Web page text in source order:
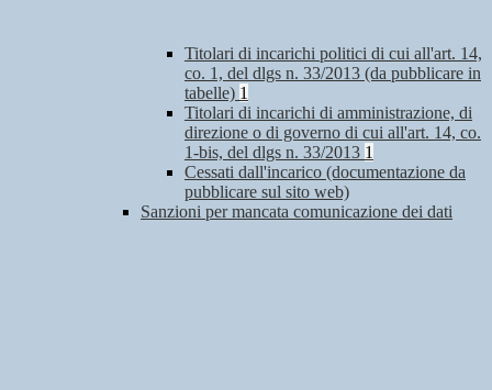
Titolari di incarichi politici di cui all'art. 14,
co. 1, del dlgs n. 33/2013 (da pubblicare in
tabelle) 1
Titolari di incarichi di amministrazione, di
direzione o di governo di cui all'art. 14, co.
1-bis, del dlgs n. 33/2013 1
Cessati dall'incarico (documentazione da
pubblicare sul sito web)
Sanzioni per mancata comunicazione dei dati